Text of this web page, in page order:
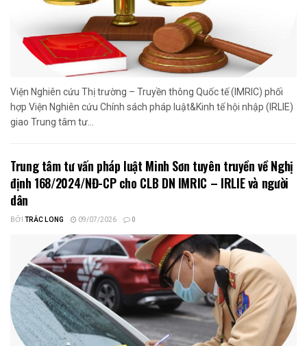
Viện Nghiên cứu Thị trường – Truyền thông Quốc tế (IMRIC) phối
hợp Viện Nghiên cứu Chính sách pháp luật&Kinh tế hội nhập (IRLIE)
giao Trung tâm tư...
Trung tâm tư vấn pháp luật Minh Sơn tuyên truyền về Nghị
định 168/2024/NĐ-CP cho CLB DN IMRIC – IRLIE và người
dân
BỞI TRẮC LONG 09/07/2026 0